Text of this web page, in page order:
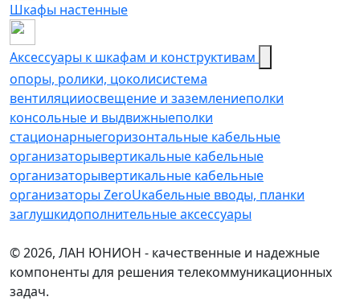
Шкафы настенные
Аксессуары к шкафам и конструктивам
опоры, ролики, цоколиcистема
вентиляцииосвещение и заземлениеполки
консольные и выдвижныеполки
стационарныегоризонтальные кабельные
организаторывертикальные кабельные
организаторывертикальные кабельные
организаторы ZeroUкабельные вводы, планки
заглушкидополнительные аксессуары
© 2026, ЛАН ЮНИОН - качественные и надежные
компоненты для решения телекоммуникационных
задач.